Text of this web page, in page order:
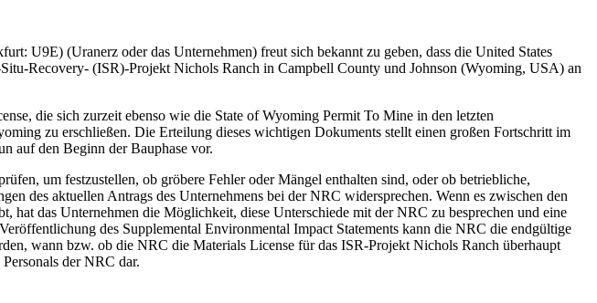
U9E) (Uranerz oder das Unternehmen) freut sich bekannt zu geben, dass die United States
Recovery- (ISR)-Projekt Nichols Ranch in Campbell County und Johnson (Wyoming, USA) an
die sich zurzeit ebenso wie die State of Wyoming Permit To Mine in den letzten
zu erschließen. Die Erteilung dieses wichtigen Dokuments stellt einen großen Fortschritt im
auf den Beginn der Bauphase vor.
um festzustellen, ob gröbere Fehler oder Mängel enthalten sind, oder ob betriebliche,
des aktuellen Antrags des Unternehmens bei der NRC widersprechen. Wenn es zwischen den
das Unternehmen die Möglichkeit, diese Unterschiede mit der NRC zu besprechen und eine
des Supplemental Environmental Impact Statements kann die NRC die endgültige
wann bzw. ob die NRC die Materials License für das ISR-Projekt Nichols Ranch überhaupt
der NRC dar.